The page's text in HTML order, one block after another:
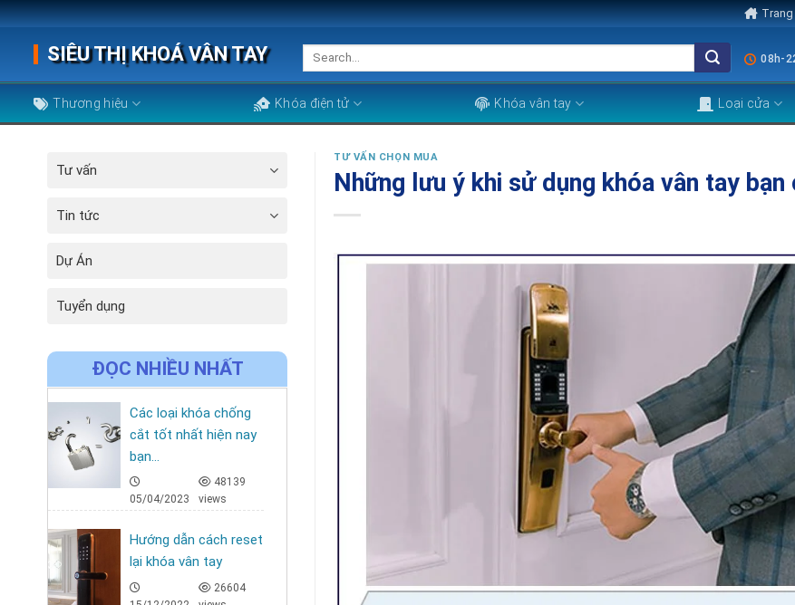
Skip
content
Trang
SIÊU THỊ KHOÁ VÂN TAY
Search
for:
08h-
Thương hiệu Khóa điện tử Khóa vân tay Loại cửa
Tư vấn
Tin tức
Dự Án
Tuyển dụng
ĐỌC NHIỀU NHẤT
Các loại khóa chống
cắt tốt nhất hiện nay
bạn...
05/04/2023
48139
views
Hướng dẫn cách reset
lại khóa vân tay
26604
TƯ VẤN CHỌN MUA
Những lưu ý khi sử dụng khóa vân tay bạn